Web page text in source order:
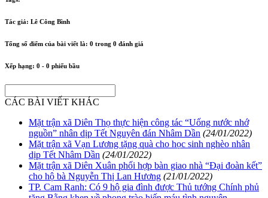
Tác giả: Lê Công Bình
Tổng số điểm của bài viết là: 0 trong 0 đánh giá
Xếp hạng: 0 - 0 phiếu bầu
CÁC BÀI VIẾT KHÁC
Mặt trận xã Diên Thọ thực hiện công tác “Uống nước nhớ
nguồn” nhân dịp Tết Nguyên đán Nhâm Dần (24/01/2022)
Mặt trận xã Vạn Lương tặng quà cho học sinh nghèo nhân
dịp Tết Nhâm Dần (24/01/2022)
Mặt trận xã Diên Xuân phối hợp bàn giao nhà “Đại đoàn kết”
cho hộ bà Nguyễn Thị Lan Hương (21/01/2022)
TP. Cam Ranh: Có 9 hộ gia đình được Thủ tướng Chính phủ